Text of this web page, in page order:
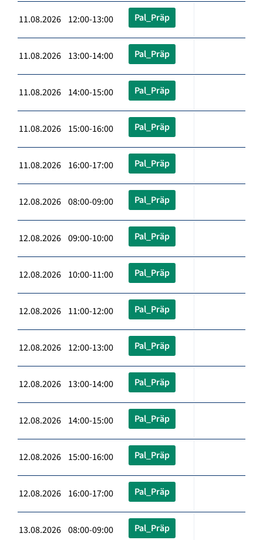
11.08.2026 12:00-13:00 Pal_Präp
11.08.2026 13:00-14:00 Pal_Präp
11.08.2026 14:00-15:00 Pal_Präp
11.08.2026 15:00-16:00 Pal_Präp
11.08.2026 16:00-17:00 Pal_Präp
12.08.2026 08:00-09:00 Pal_Präp
12.08.2026 09:00-10:00 Pal_Präp
12.08.2026 10:00-11:00 Pal_Präp
12.08.2026 11:00-12:00 Pal_Präp
12.08.2026 12:00-13:00 Pal_Präp
12.08.2026 13:00-14:00 Pal_Präp
12.08.2026 14:00-15:00 Pal_Präp
12.08.2026 15:00-16:00 Pal_Präp
12.08.2026 16:00-17:00 Pal_Präp
13.08.2026 08:00-09:00 Pal_Präp